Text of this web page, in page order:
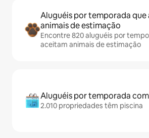
Aluguéis por temporada
animais de estimação
Encontre 820 aluguéis por
aceitam animais de estimação
Aluguéis por temporada
2.010 propriedades têm piscina